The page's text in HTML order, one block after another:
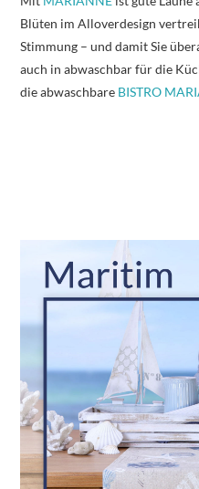
Blüten im Alloverdesign
Stimmung – und damit Sie
auch in abwaschbar für die
die abwaschbare BISTRO